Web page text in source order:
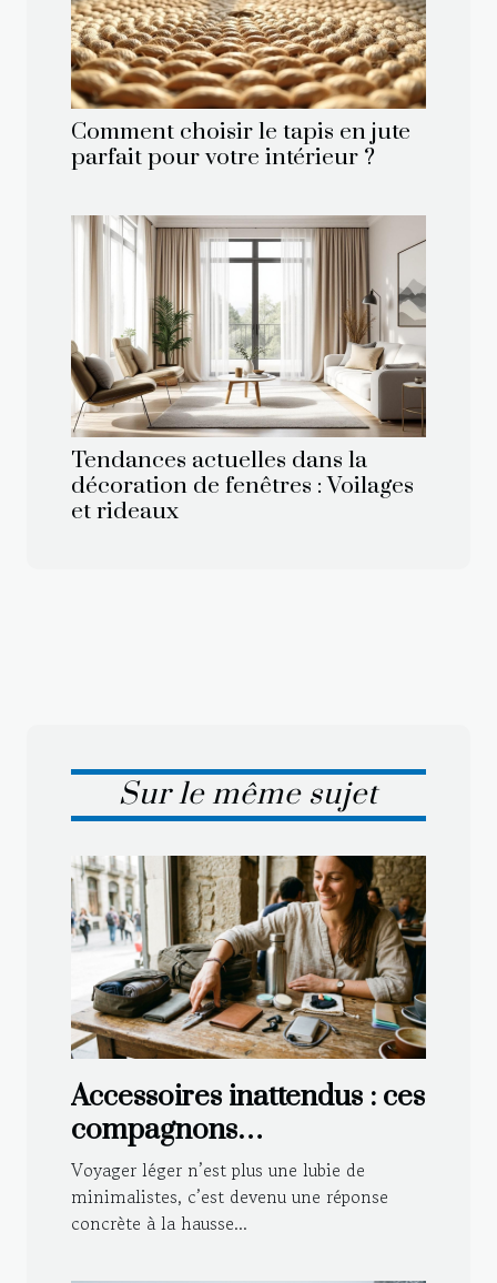
Comment choisir le tapis en jute
parfait pour votre intérieur ?
Tendances actuelles dans la
décoration de fenêtres : Voilages
et rideaux
Sur le même sujet
Accessoires inattendus : ces
compagnons
indispensables pour
voyager léger
Voyager léger n’est plus une lubie de
minimalistes, c’est devenu une réponse
concrète à la hausse...